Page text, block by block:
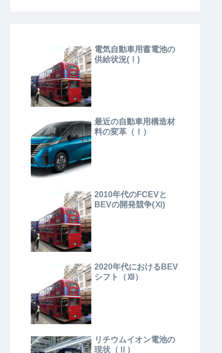
電気自動車用蓄電池の
供給状況(Ⅰ)
最近の自動車用構造材
料の変革（Ⅰ）
2010年代のFCEVと
BEVの開発競争(Ⅺ)
2020年代におけるBEV
シフト（Ⅻ）
リチウムイオン電池の
現状（Ⅱ）